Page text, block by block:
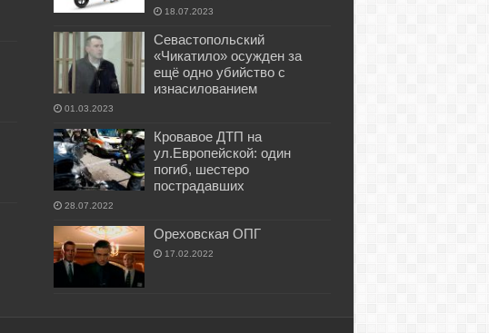
18.07.2023
Севастопольский
«Чикатило» осужден за
ещё одно убийство с
изнасилованием
01.03.2023
Кровавое ДТП на
ул.Европейской: один
погиб, шестеро
пострадавших
28.07.2022
Ореховская ОПГ
17.02.2022